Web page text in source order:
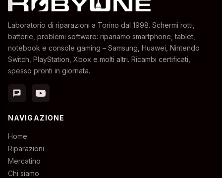
Laboratorio di riparazioni a Torino dal 1998. Schermi rotti,
batterie, problemi software: ripariamo smartphone, tablet,
notebook e console gaming – Samsung, Huawei, Nintendo
Switch, PlayStation, Xbox e molti altri. Ricambi certificati,
spesso pronti in giornata.
chat
NAVIGAZIONE
Home
Riparazioni
Mercatino
Chi siamo